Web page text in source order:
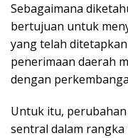
Sebagaimana
bertujuan untuk
yang telah
penerimaan daerah
dengan
Untuk itu,
sentral dalam